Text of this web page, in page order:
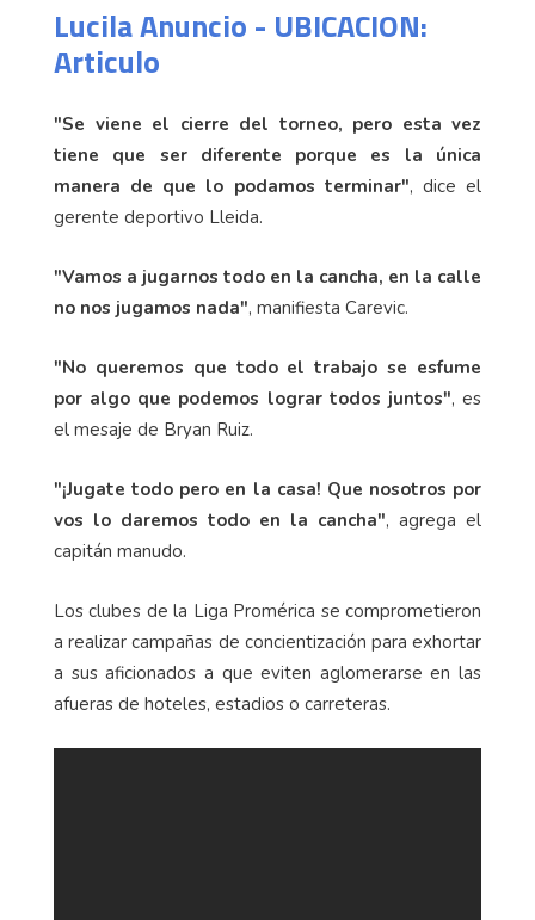
Lucila Anuncio - UBICACION:
Articulo
"Se viene el cierre del torneo, pero esta vez
tiene que ser diferente porque es la única
manera de que lo podamos terminar", dice el
gerente deportivo Lleida.
"Vamos a jugarnos todo en la cancha, en la calle
no nos jugamos nada", manifiesta Carevic.
"No queremos que todo el trabajo se esfume
por algo que podemos lograr todos juntos", es
el mesaje de Bryan Ruiz.
"¡Jugate todo pero en la casa! Que nosotros por
vos lo daremos todo en la cancha", agrega el
capitán manudo.
Los clubes de la Liga Promérica se comprometieron
a realizar campañas de concientización para exhortar
a sus aficionados a que eviten aglomerarse en las
afueras de hoteles, estadios o carreteras.